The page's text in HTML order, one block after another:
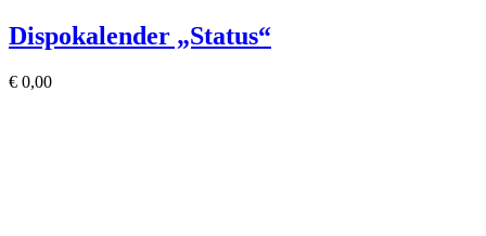
Dispokalender „Status“
€ 0,00